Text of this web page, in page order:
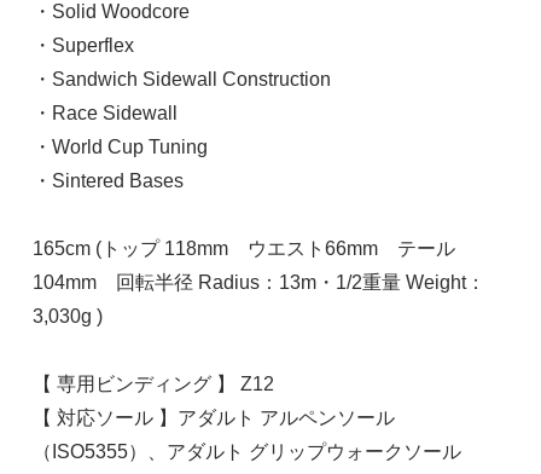
・Solid Woodcore
・Superflex
・Sandwich Sidewall Construction
・Race Sidewall
・World Cup Tuning
・Sintered Bases
165cm (トップ 118mm ウエスト66mm テール
104mm 回転半径 Radius：13m・1/2重量 Weight：
3,030g )
【 専用ビンディング 】 Z12
【 対応ソール 】アダルト アルペンソール
（ISO5355）、アダルト グリップウォークソール